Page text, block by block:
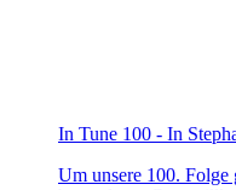
In Tune 100 - In
Um unsere 100. Folge